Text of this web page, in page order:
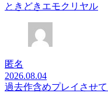
ときどきエモクリヤル
匿名
2026.08.04
過去作含めプレイさせ